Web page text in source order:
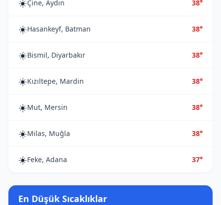
☀️Çine, Aydın 38°
☀️Hasankeyf, Batman 38°
☀️Bismil, Diyarbakır 38°
☀️Kızıltepe, Mardin 38°
☀️Mut, Mersin 38°
☀️Milas, Muğla 38°
☀️Feke, Adana 37°
En Düşük Sıcaklıklar